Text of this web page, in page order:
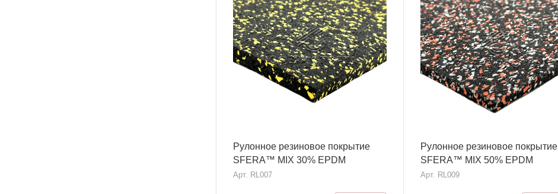
Рулонное резиновое покрытие
SFERA™ MIX 30% EPDM
Арт. RL007
Рулонное резиновое покрытие
SFERA™ MIX 50% EPDM
Арт. RL009